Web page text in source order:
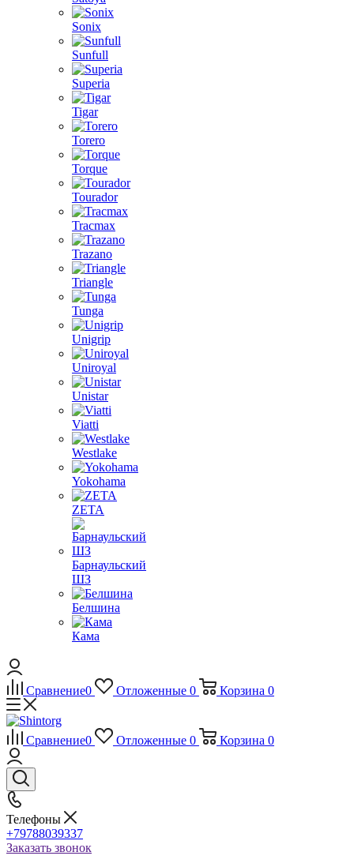
Sonix
Sunfull
Superia
Tigar
Torero
Torque
Tourador
Tracmax
Trazano
Triangle
Tunga
Unigrip
Uniroyal
Unistar
Viatti
Westlake
Yokohama
ZETA
Барнаульский
ШЗ
Белшина
Кама
Сравнение0 Отложенные 0 Корзина 0
Сравнение0 Отложенные 0 Корзина 0
Телефоны
+79788039337
Заказать звонок